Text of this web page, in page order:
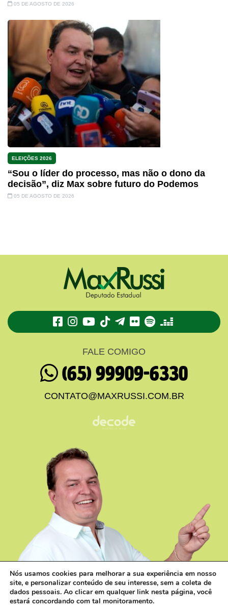
05 DE AGOSTO DE 2026
ELEIÇÕES 2026
“Sou o líder do processo, mas não o dono da
decisão”, diz Max sobre futuro do Podemos
05 DE AGOSTO DE 2026
TikTokTelegram
FlickrSpotifyDeezer
FALE COMIGO
(65) 99909-6330
CONTATO@MAXRUSSI.COM.BR
Nós usamos cookies para melhorar a sua experiência em nosso
site, e personalizar conteúdo de seu interesse, sem a coleta de
dados pessoais. Ao clicar em qualquer link nesta página, você
estará concordando com tal monitoramento.